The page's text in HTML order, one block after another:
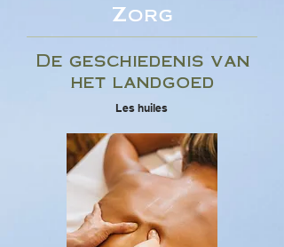
Zorg
De geschiedenis van
het landgoed
Les huiles